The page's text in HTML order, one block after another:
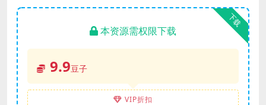
下载
本资源需权限下载
9.9豆子
VIP折扣